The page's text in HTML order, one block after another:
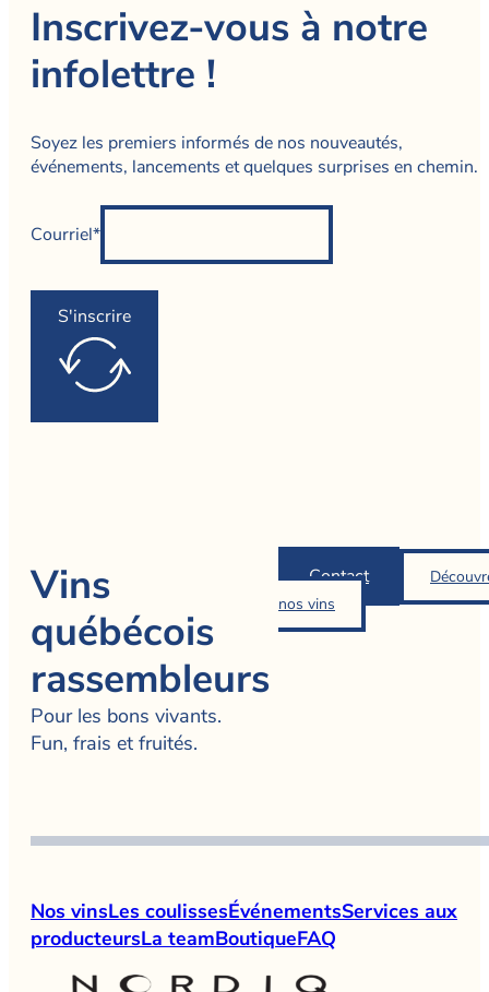
Inscrivez-vous à notre
infolettre !
Soyez les premiers informés de nos nouveautés,
événements, lancements et quelques surprises en chemin.
Courriel*
S'inscrire
Vins
québécois
rassembleurs
Pour les bons vivants.
Fun, frais et fruités.
Contact
nos vins
Nos vinsLes coulissesÉvénementsServices aux
producteursLa teamBoutiqueFAQ